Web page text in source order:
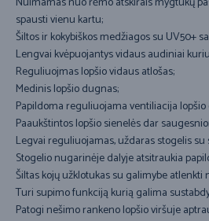
spausti vienu kartu;
Šiltos ir kokybiškos medžiagos su UV50+
Lengvai kvėpuojantys vidaus audiniai
Reguliuojmas lopšio vidaus atlošas;
Medinis lopšio dugnas;
Papildoma reguliuojama ventiliacija
Paaukštintos lopšio sienelės dar
Legvai reguliuojamas, uždaras stogelis
Stogelio nugarinėje dalyje atsitraukia
Šiltas kojų užklotukas su galimybe atlenkti
Turi supimo funkciją kurią galima
Patogi nešimo rankeno lopšio viršuje